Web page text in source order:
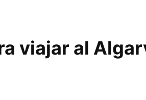
viajar al